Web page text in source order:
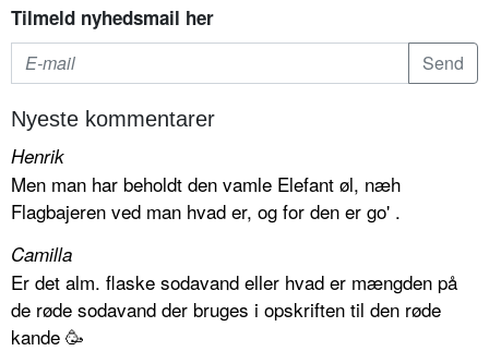
Tilmeld nyhedsmail her
Nyeste kommentarer
Henrik
Men man har beholdt den vamle Elefant øl, næh
Flagbajeren ved man hvad er, og for den er go' .
Camilla
Er det alm. flaske sodavand eller hvad er mængden på
de røde sodavand der bruges i opskriften til den røde
kande 🥳